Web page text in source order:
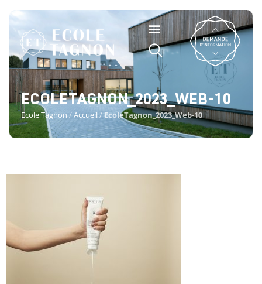
ECOLETAGNON_2023_WEB-10
Ecole Tagnon /Accueil/EcoleTagnon_2023_Web-10